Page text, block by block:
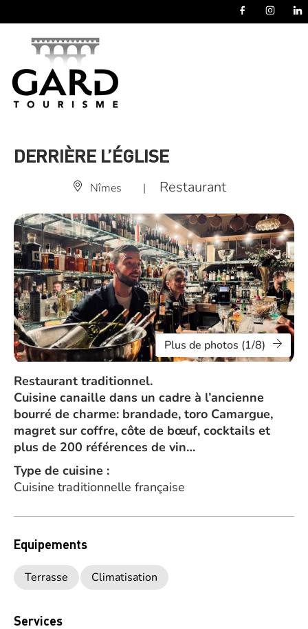
DERRIÈRE L’ÉGLISE
Nîmes | Restaurant
Plus de photos (1/8)
Restaurant traditionnel.
Cuisine canaille dans un cadre à l’ancienne
bourré de charme: brandade, toro Camargue,
magret sur coffre, côte de bœuf, cocktails et
plus de 200 références de vin…
Type de cuisine :
Cuisine traditionnelle française
Equipements
Terrasse Climatisation
Services